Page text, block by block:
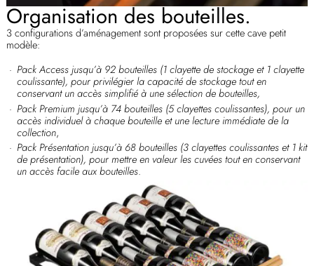
Organisation des bouteilles.
3 configurations d’aménagement sont proposées sur cette cave petit
modèle:
Pack Access jusqu’à 92 bouteilles (1 clayette de stockage et 1 clayette
coulissante), pour privilégier la capacité de stockage tout en
conservant un accès simplifié à une sélection de bouteilles,
Pack Premium jusqu’à 74 bouteilles (5 clayettes coulissantes), pour un
accès individuel à chaque bouteille et une lecture immédiate de la
collection,
Pack Présentation jusqu’à 68 bouteilles (3 clayettes coulissantes et 1 kit
de présentation), pour mettre en valeur les cuvées tout en conservant
un accès facile aux bouteilles.